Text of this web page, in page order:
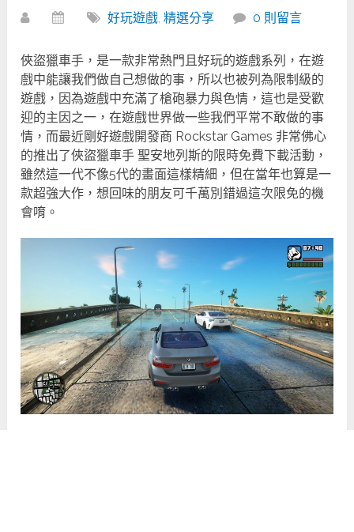
好玩遊戲,精選分享 0 則留言
俠盜獵車手，是一款非常熱門且好玩的遊戲系列，在遊
戲中能讓我們做自己想做的事，所以也被列為限制級的
遊戲，因為遊戲中充滿了槍砲暴力與色情，這也是受歡
迎的主因之一，在遊戲世界做一些我們平常不敢做的事
情，而最近剛好遊戲開發商 Rockstar Games 非常佛心
的推出了俠盜獵車手 聖安地列斯的限時免費下載活動，
雖然這一代不像5代的畫面這樣精細，但在當年也算是一
款超強大作，想回味的朋友可千萬別錯過這次限免的機
會唷。